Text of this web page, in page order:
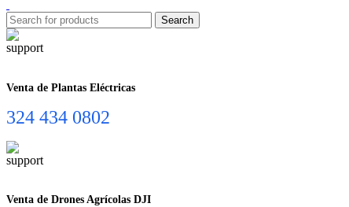
Search
Venta de Plantas Eléctricas
324 434 0802
Venta de Drones Agrícolas DJI